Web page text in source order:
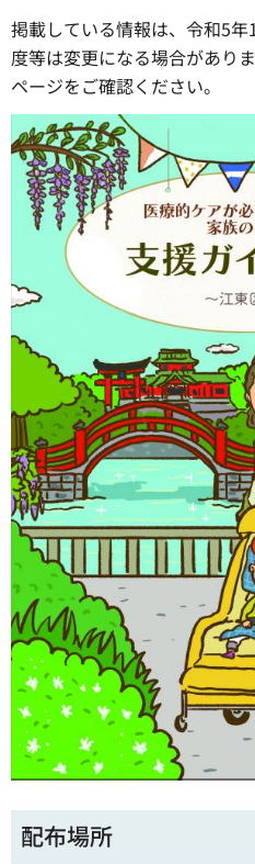
掲載している情報は、令和5
度等は変更になる場合があり
ページをご確認ください。
配布場所